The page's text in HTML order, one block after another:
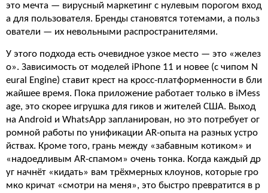
это мечта — вирусный маркетинг с нулевым порогом вход
а для пользователя. Бренды становятся тотемами, а польз
ователи — их невольными распространителями.
У этого подхода есть очевидное узкое место — это «желез
о». Зависимость от моделей iPhone 11 и новее (с чипом N
eural Engine) ставит крест на кросс-платформенности в бли
жайшее время. Пока приложение работает только в iMess
age, это скорее игрушка для гиков и жителей США. Выход
на Android и WhatsApp запланирован, но это потребует ог
ромной работы по унификации AR-опыта на разных устро
йствах. Кроме того, грань между «забавным котиком» и
«надоедливым AR-спамом» очень тонка. Когда каждый др
уг начнёт «кидать» вам трёхмерных клоунов, которые гро
мко кричат «смотри на меня», это быстро превратится в р